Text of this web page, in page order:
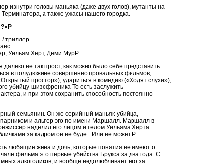
изнутри головы маньяка (даже двух голов), мутанты на
а также ужасы нашего городка.
/ триллер
Уильям Херт, Деми МурP
далеко не так прост, как можно было себе представить.
в полудюжине совершенно провальных фильмов,
простор»), удариться в комедию («Ходят слухи»),
убийцу-шизофреника То есть заслужить
и при этом сохранить способность постоянно
семьянин. Он же серийный маньяк-убийца,
и альтер эго по имени Маршалл. Маршалл в
наделил его лицом и телом Уильяма Херта.
за кадром он не будет. Или не может.P
любящие жена и дочь, которые понятия не имеют о
фильма это первые убийства Брукса за два года. С
алкоголиков, и вообще недолюбливает его за